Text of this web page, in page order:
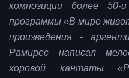
композиции более
программы «В мире
произведения -
Рамирес написал
хоровой кантаты